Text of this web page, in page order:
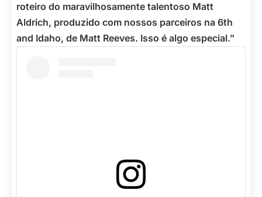
roteiro do maravilhosamente talentoso Matt
Aldrich, produzido com nossos parceiros na 6th
and Idaho, de Matt Reeves. Isso é algo especial.”